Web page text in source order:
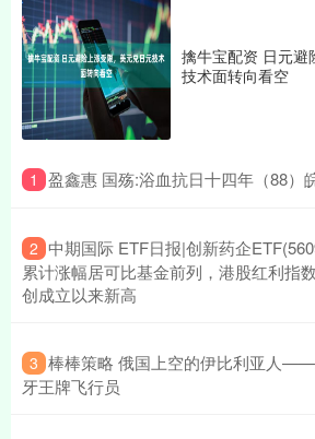
擒牛宝配资 日元避
技术面转向看空
1 盈鑫惠 国殇:浴血抗日十四年（88）
2 中期国际 ETF日报|创新药企
累计涨幅居可比基金前列，港股红利指
创成立以来新高
3 棒棒策略 俄国上空的伊比利亚人
牙王牌飞行员